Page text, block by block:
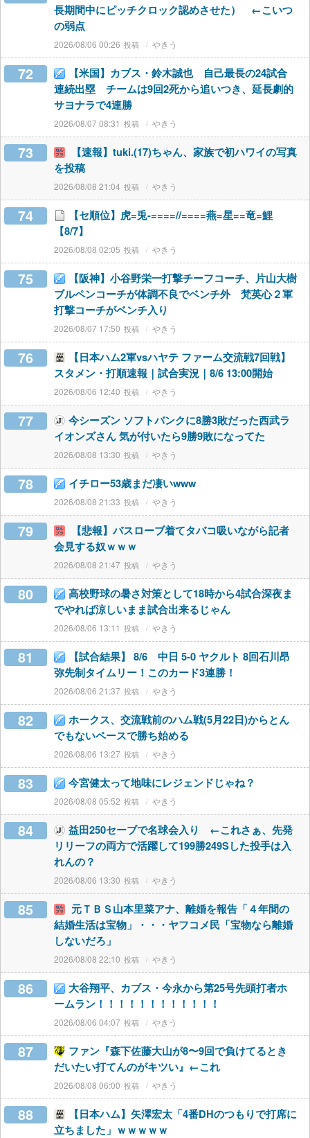
長期間中にピッチクロック認めさせた） ←こいつ
の弱点
2026/08/06 00:26 やきう
72
【米国】カブス・鈴木誠也 自己最長の24試合
連続出塁 チームは9回2死から追いつき、延長劇的
サヨナラで4連勝
2026/08/07 08:31 やきう
73
【速報】tuki.(17)ちゃん、家族で初ハワイの写真
を投稿
2026/08/08 21:04 やきう
74
【セ順位】虎=兎-====//====燕=星==竜=鯉
【8/7】
2026/08/08 02:05 やきう
75
【阪神】小谷野栄一打撃チーフコーチ、片山大樹
ブルペンコーチが体調不良でベンチ外 梵英心２軍
打撃コーチがベンチ入り
2026/08/07 17:50 やきう
76
【日本ハム2軍vsハヤテ ファーム交流戦7回戦】
スタメン・打順速報｜試合実況｜8/6 13:00開始
2026/08/06 12:40 やきう
77
今シーズン ソフトバンクに8勝3敗だった西武ラ
イオンズさん 気が付いたら9勝9敗になってた
2026/08/08 13:30 やきう
78 イチロー53歳まだ凄いwww
2026/08/08 21:33 やきう
79
【悲報】バスローブ着てタバコ吸いながら記者
会見する奴ｗｗｗ
2026/08/08 21:47 やきう
80
高校野球の暑さ対策として18時から4試合深夜ま
でやれば涼しいまま試合出来るじゃん
2026/08/06 13:11 やきう
81
【試合結果】 8/6 中日 5-0 ヤクルト 8回石川昂
弥先制タイムリー！このカード3連勝！
2026/08/06 21:37 やきう
82
ホークス、交流戦前のハム戦(5月22日)からとん
でもないペースで勝ち始める
2026/08/06 13:27 やきう
83 今宮健太って地味にレジェンドじゃね？
2026/08/08 05:52 やきう
84
益田250セーブで名球会入り ←これさぁ、先発
リリーフの両方で活躍して199勝249Sした投手は入
れんの？
2026/08/06 13:30 やきう
85
元ＴＢＳ山本里菜アナ、離婚を報告「４年間の
結婚生活は宝物」・・・ヤフコメ民「宝物なら離婚
しないだろ」
2026/08/08 22:10 やきう
86
大谷翔平、カブス・今永から第25号先頭打者ホ
ームラン！！！！！！！！！！！！
2026/08/06 04:07 やきう
87
ファン『森下佐藤大山が8〜9回で負けてるとき
だいたい打てんのがキツい』←これ
2026/08/08 06:00 やきう
88
【日本ハム】矢澤宏太「4番DHのつもりで打席に
立ちました」ｗｗｗｗｗ